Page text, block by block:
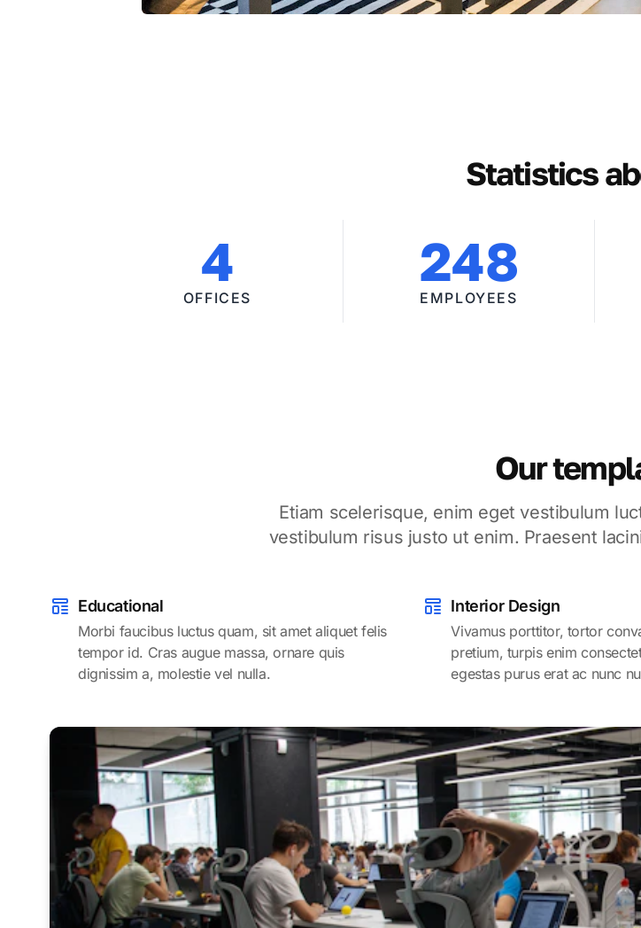
Statistics
4
OFFICES
248
EMPLOYEES
Our
Etiam scelerisque, enim eget vestibulum
vestibulum risus justo ut enim. Praesent
Educational
Morbi faucibus luctus quam, sit amet aliquet felis
tempor id. Cras augue massa, ornare quis
dignissim a, molestie vel nulla.
Interior Design
Vivamus porttitor, tortor
pretium, turpis enim
egestas purus erat ac nunc